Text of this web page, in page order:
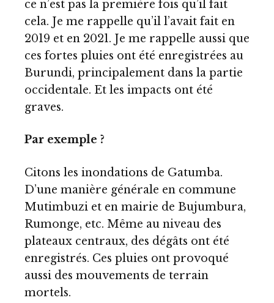
ce n’est pas la première fois qu’il fait
cela. Je me rappelle qu’il l’avait fait en
2019 et en 2021. Je me rappelle aussi que
ces fortes pluies ont été enregistrées au
Burundi, principalement dans la partie
occidentale. Et les impacts ont été
graves.
Par exemple ?
Citons les inondations de Gatumba.
D’une manière générale en commune
Mutimbuzi et en mairie de Bujumbura,
Rumonge, etc. Même au niveau des
plateaux centraux, des dégâts ont été
enregistrés. Ces pluies ont provoqué
aussi des mouvements de terrain
mortels.